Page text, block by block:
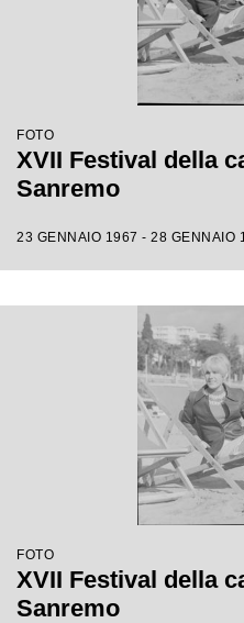
FOTO
XVII Festival della
Sanremo
23 GENNAIO 1967 - 28 GENNAIO
FOTO
XVII Festival della
Sanremo